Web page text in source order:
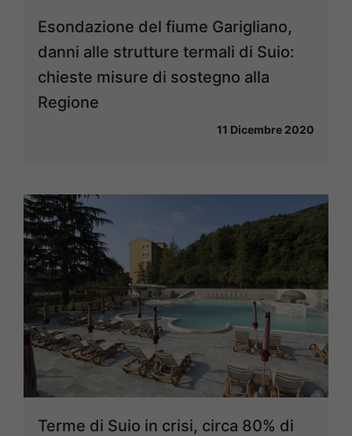
Esondazione del fiume Garigliano,
danni alle strutture termali di Suio:
chieste misure di sostegno alla
Regione
11 Dicembre 2020
Terme di Suio in crisi, circa 80% di